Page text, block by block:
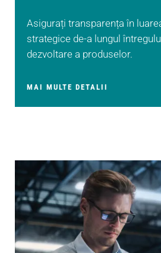
Asigurați transparența în
strategice de-a lungul
dezvoltare a produselor.
MAI MULTE DETALII